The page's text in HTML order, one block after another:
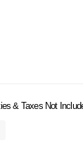
& Taxes Not